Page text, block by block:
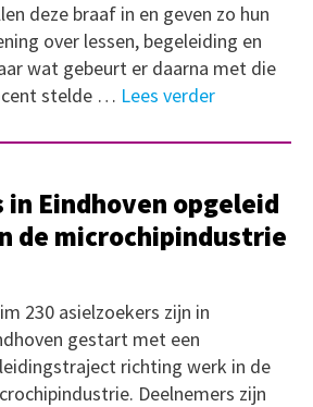
deze braaf in en geven zo hun
over lessen, begeleiding en
wat gebeurt er daarna met die
stelde … Lees verder
in Eindhoven opgeleid
de microchipindustrie
230 asielzoekers zijn in
gestart met een
richting werk in de
Deelnemers zijn